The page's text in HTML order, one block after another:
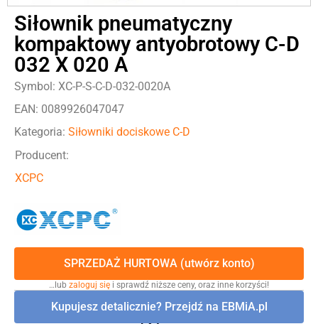
Siłownik pneumatyczny
kompaktowy antyobrotowy C-D
032 X 020 A
Symbol: XC-P-S-C-D-032-0020A
EAN: 0089926047047
Kategoria: Siłowniki dociskowe C-D
Producent:
XCPC
SPRZEDAŻ HURTOWA (utwórz konto)
…lub zaloguj się i sprawdź niższe ceny, oraz inne korzyści!
Kupujesz detalicznie? Przejdź na EBMiA.pl